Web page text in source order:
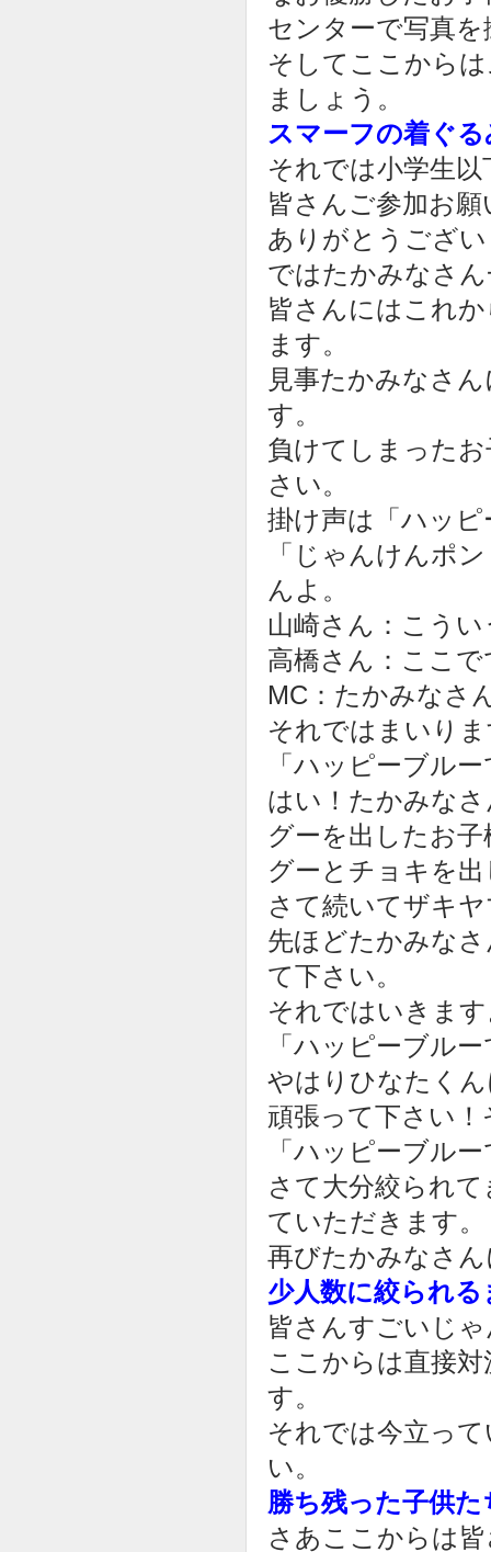
センターで写真
そしてここから
ましょう。
スマーフの着ぐ
それでは小学生
皆さんご参加お
ありがとうござ
ではたかみなさ
皆さんにはこれ
ます。
見事たかみなさ
す。
負けてしまった
さい。
掛け声は「ハッ
「じゃんけんポ
んよ。
山崎さん：こう
高橋さん：ここ
MC：たかみなさ
それではまいり
「ハッピーブル
はい！たかみな
グーを出したお
グーとチョキを
さて続いてザキ
先ほどたかみな
て下さい。
それではいきま
「ハッピーブル
やはりひなたく
頑張って下さい
「ハッピーブル
さて大分絞られ
ていただきます。
再びたかみなさ
少人数に絞られ
皆さんすごいじ
ここからは直接
す。
それでは今立っ
い。
勝ち残った子供
さあここからは